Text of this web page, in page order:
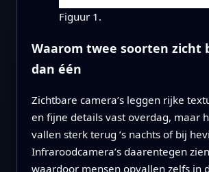
Figuur 1.
Waarom twee soorten zicht
dan één
Zichtbare camera’s leggen rijke
en fijne details vast overdag, maar
vallen sterk terug ’s nachts of bij
Infraroodcamera’s daarentegen
waardoor mensen opvallen zelfs in